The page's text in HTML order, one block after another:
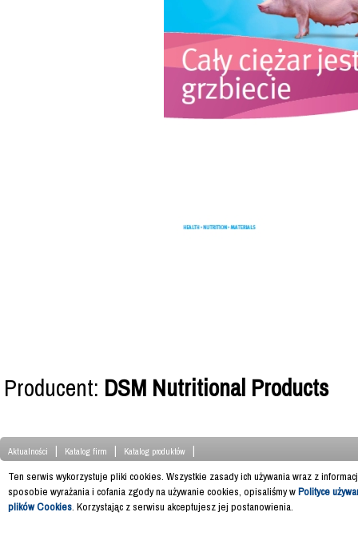
Producent: DSM Nutritional Products
Aktualności | Katalog firm | Katalog produktów
|
Ten serwis wykorzystuje pliki cookies. Wszystkie zasady ich używania wraz z
sposobie wyrażania i cofania zgody na używanie cookies, opisaliśmy wPolityce
plików Cookies. Korzystając z serwisu akceptujesz jej postanowienia.